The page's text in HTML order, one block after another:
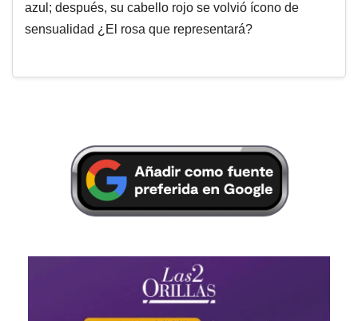
azul; después, su cabello rojo se volvió ícono de
sensualidad ¿El rosa que representará?